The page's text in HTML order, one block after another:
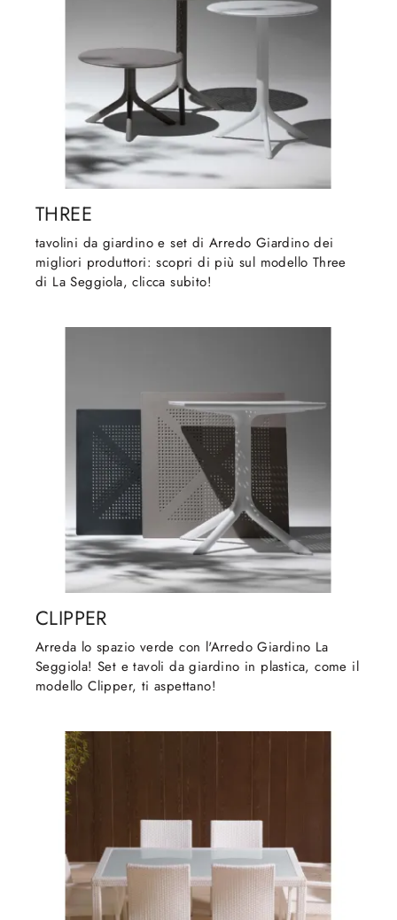
THREE
tavolini da giardino e set di Arredo Giardino dei
migliori produttori: scopri di più sul modello Three
di La Seggiola, clicca subito!
CLIPPER
Arreda lo spazio verde con l'Arredo Giardino La
Seggiola! Set e tavoli da giardino in plastica, come il
modello Clipper, ti aspettano!